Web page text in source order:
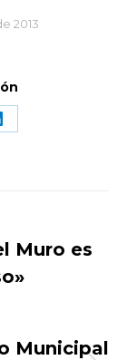
2013
Muro es
Municipal